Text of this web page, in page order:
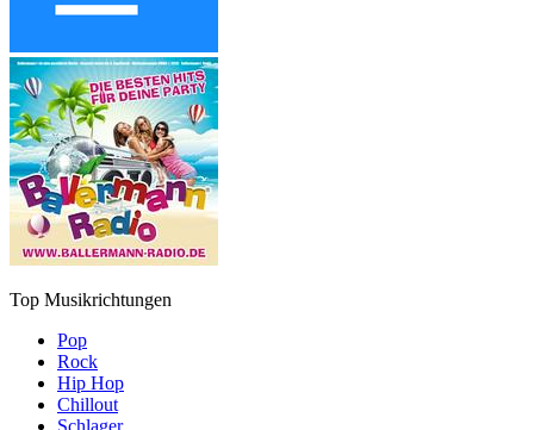
Top Musikrichtungen
Pop
Rock
Hip Hop
Chillout